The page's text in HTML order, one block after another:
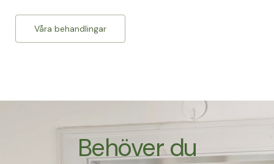
Våra behandlingar
Behöver du